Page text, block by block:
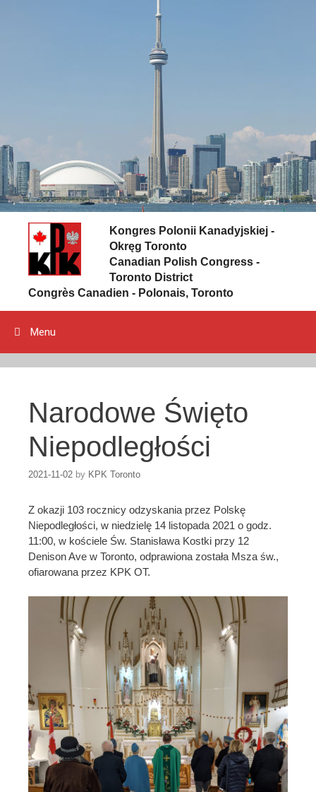
Kongres Polonii Kanadyjskiej -
Okręg Toronto
Canadian Polish Congress -
Toronto District
Congrès Canadien - Polonais, Toronto
Menu
Narodowe Święto
Niepodległości
2021-11-02 by KPK Toronto
Z okazji 103 rocznicy odzyskania przez Polskę
Niepodległości, w niedzielę 14 listopada 2021 o godz.
11:00, w kościele Św. Stanisława Kostki przy 12
Denison Ave w Toronto, odprawiona została Msza św.,
ofiarowana przez KPK OT.